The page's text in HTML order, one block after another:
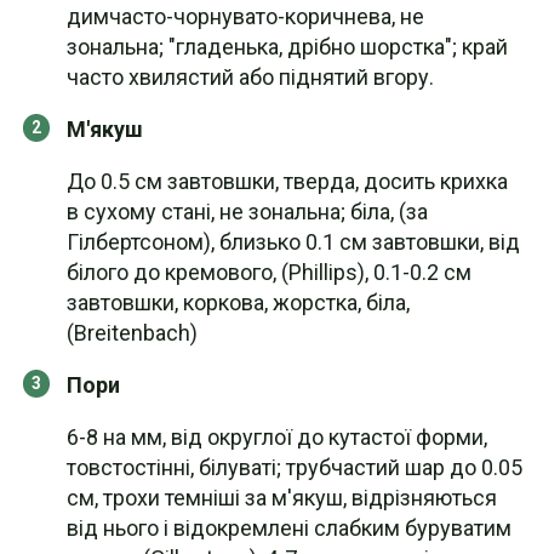
димчасто-чорнувато-коричнева, не
зональна; "гладенька, дрібно шорстка"; край
часто хвилястий або піднятий вгору.
М'якуш
До 0.5 см завтовшки, тверда, досить крихка
в сухому стані, не зональна; біла, (за
Гілбертсоном), близько 0.1 см завтовшки, від
білого до кремового, (Phillips), 0.1-0.2 см
завтовшки, коркова, жорстка, біла,
(Breitenbach)
Пори
6-8 на мм, від округлої до кутастої форми,
товстостінні, білуваті; трубчастий шар до 0.05
см, трохи темніші за м'якуш, відрізняються
від нього і відокремлені слабким буруватим